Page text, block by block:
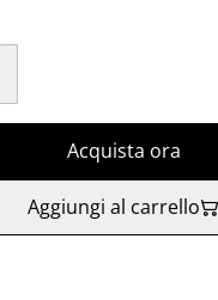
Acquista ora
Aggiungi al carrello